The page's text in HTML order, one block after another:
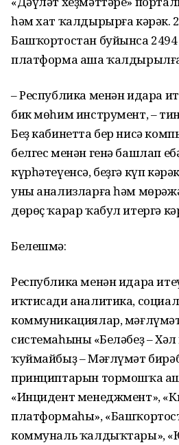
һәм хат ҡалдырырға кәрәк.
Башҡортостан буйынса
платформа аша
– Республика менән идара
бик мөһим инструмент, –
Беҙ кабинетта бер нисә
белгес менән генә башлап
күрһәтеүенсә, беҙгә күп
уны анализларға һәм
дөрөҫ ҡарар ҡабул итергә
Белешмә:
Республика менән идара итеү
иҡтисади аналитика,
коммуникациялар,
системаһының «Беләбеҙ –
ҡуймайбыҙ – Мәғлүмәт
принциптарын тормошҡа
«Инцидент менеджмент»,
платформаһы»,
коммуналь ҡалдыҡтары»,